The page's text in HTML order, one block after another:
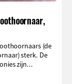
(de
sterk. De
zijn...